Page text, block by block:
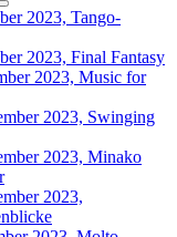
2023, Tango-
2023, Final Fantasy
2023, Music for
2023, Swinging
2023, Minako
2023,